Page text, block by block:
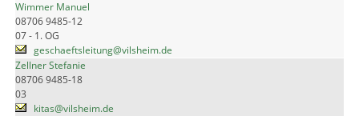
Wimmer Manuel
08706 9485-12
07 - 1. OG
geschaeftsleitung@vilsheim.de
Zellner Stefanie
08706 9485-18
03
kitas@vilsheim.de